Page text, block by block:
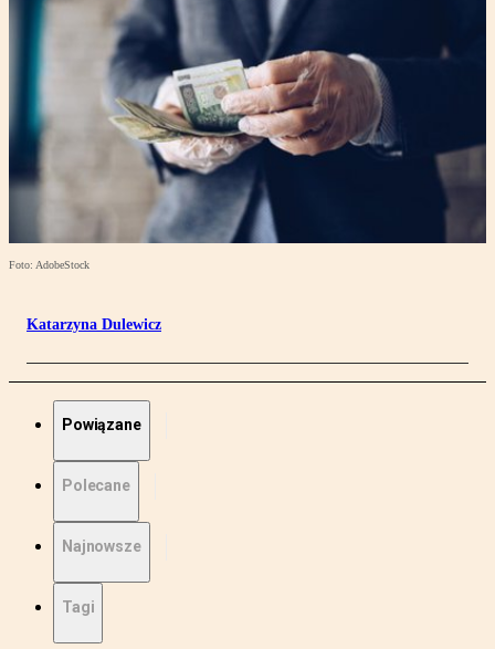
Foto: AdobeStock
Katarzyna Dulewicz
Powiązane
Polecane
Najnowsze
Tagi